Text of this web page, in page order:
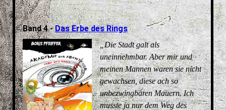
Band 4 -Das Erbe des Rings
„Die Stadt galt als
uneinnehmbar. Aber mir und
meinen Mannen waren sie nicht
gewachsen, diese ach so
unbezwingbaren Mauern. Ich
musste ja nur dem Weg des